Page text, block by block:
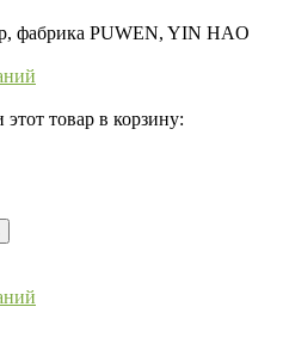
фабрика PUWEN, YIN HAO
товар в корзину: